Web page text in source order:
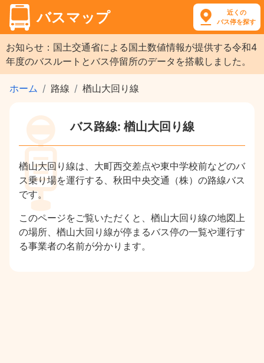
バスマップ
近くの
バス停を探す
お知らせ：国土交通省による国土数値情報が提供する令和4
年度のバスルートとバス停留所のデータを搭載しました。
ホーム 路線 楢山大回り線
バス路線: 楢山大回り線
楢山大回り線は、大町西交差点や東中学校前などのバ
ス乗り場を運行する、秋田中央交通（株）の路線バス
です。
このページをご覧いただくと、楢山大回り線の地図上
の場所、楢山大回り線が停まるバス停の一覧や運行す
る事業者の名前が分かります。